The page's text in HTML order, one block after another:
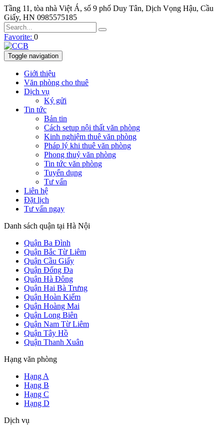
Tầng 11, tòa nhà Việt Á, số 9 phố Duy Tân, Dịch Vọng Hậu, Cầu
Giấy, HN 0985575185
Favorite: 0
Toggle navigation
Giới thiệu
Văn phòng cho thuê
Dịch vụ
Ký gửi
Tin tức
Bản tin
Cách setup nội thất văn phòng
Kinh nghiệm thuê văn phòng
Pháp lý khi thuê văn phòng
Phong thuỷ văn phòng
Tin tức văn phòng
Tuyển dụng
Tư vấn
Liên hệ
Đặt lịch
Tư vấn ngay
Danh sách quận tại Hà Nội
Quận Ba Đình
Quận Bắc Từ Liêm
Quận Cầu Giấy
Quận Đống Đa
Quận Hà Đông
Quận Hai Bà Trưng
Quận Hoàn Kiếm
Quận Hoàng Mai
Quận Long Biên
Quận Nam Từ Liêm
Quận Tây Hồ
Quận Thanh Xuân
Hạng văn phòng
Hạng A
Hạng B
Hạng C
Hạng D
Dịch vụ